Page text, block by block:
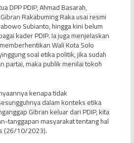
DPP PDIP, Ahmad Basarah,
Rakabuming Raka usai resmi
Subianto, hingga kini belum
kader PDIP. Ia juga menjelaskan
Wali Kota Solo
soal etika politik, jika sudah
partai, maka publik menilai tokoh
kenapa tidak
dalam konteks etika
Gibran keluar dari PDIP, kita
tanggapan masyarakat tentang hal
(26/10/2023).